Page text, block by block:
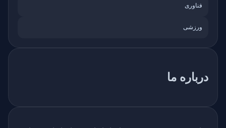
فناوری
ورزشی
درباره ما